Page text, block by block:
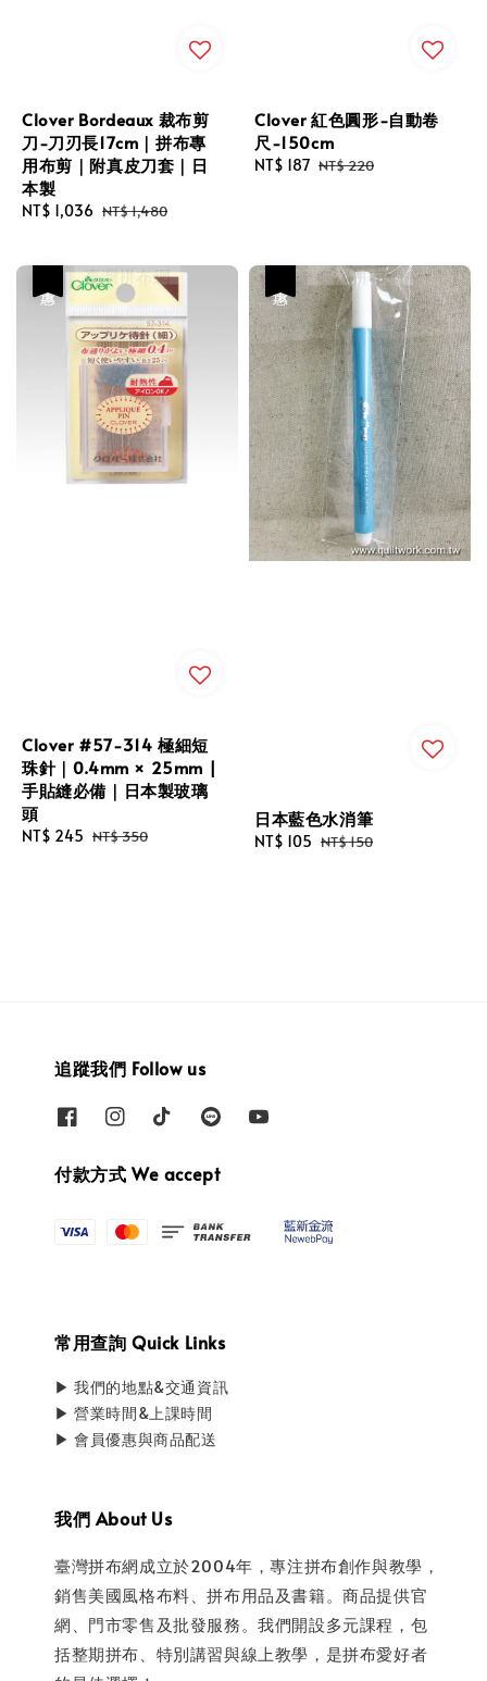
Clover Bordeaux 裁布剪
刀-刀刃長17cm｜拼布專
用布剪｜附真皮刀套｜日
本製
Sale
NT$ 1,036 Regular
NT$ 1,480
Clover 紅色圓形-自動卷
尺-150cm
Sale
NT$ 187 Regular
NT$ 220
Clover #57-314 極細短
珠針｜0.4mm × 25mm |
手貼縫必備｜日本製玻璃
頭
Sale
NT$ 245 Regular
NT$ 350
日本藍色水消筆
Sale
NT$ 105 Regular
NT$ 150
追蹤我們 Follow us
付款方式 We accept
常用查詢 Quick Links
▶ 我們的地點&交通資訊
▶ 營業時間&上課時間
▶ 會員優惠與商品配送
我們 About Us
臺灣拼布網成立於2004年，專注拼布創作與教學，
銷售美國風格布料、拼布用品及書籍。商品提供官
網、門市零售及批發服務。我們開設多元課程，包
括整期拼布、特別講習與線上教學，是拼布愛好者